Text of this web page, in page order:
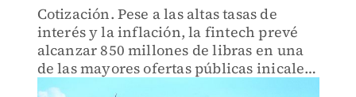
Cotización. Pese a las altas tasas de
interés y la inflación, la fintech prevé
alcanzar 850 millones de libras en una
de las mayores ofertas públicas inicales
de Londres